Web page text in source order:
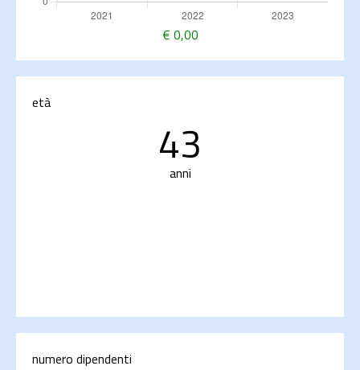
€ 0,00
età
43
anni
numero dipendenti